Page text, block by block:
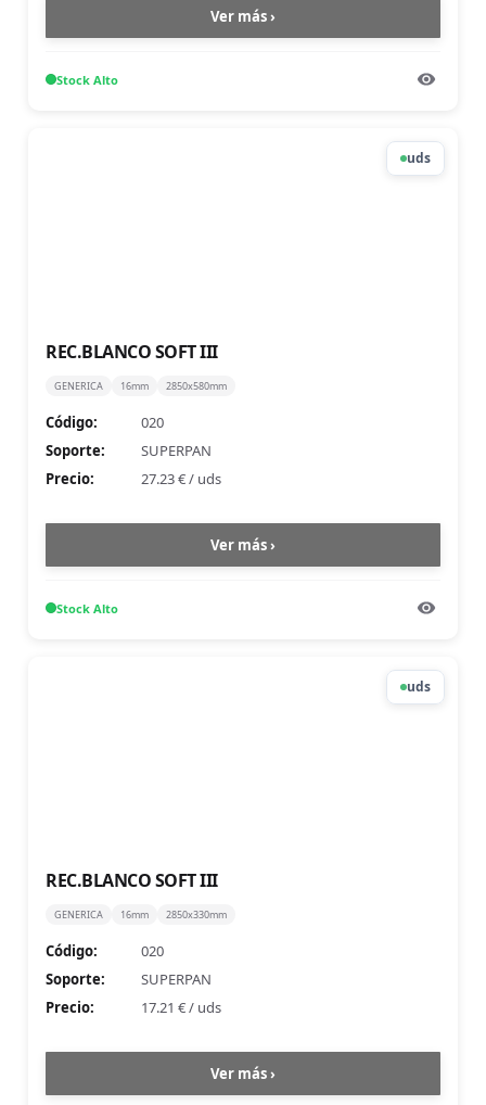
Ver más ›
StockAlto
REC.BLANCO SOFT III
GENERICA 16mm 2850x580mm
Código:
020
Soporte:
SUPERPAN
Precio:
27.23 €/ uds
Ver más ›
StockAlto
uds
REC.BLANCO SOFT III
GENERICA 16mm 2850x330mm
Código:
020
Soporte:
SUPERPAN
Precio:
17.21 €/ uds
Ver más ›
uds